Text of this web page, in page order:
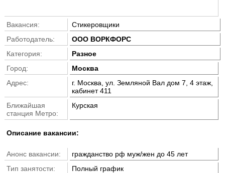
Вакансия:
Стикеровщики
Работодатель:
ООО ВОРКФОРС
Категория:
Разное
Город:
Москва
Адрес:
г. Москва, ул. Земляной Вал дом 7, 4 этаж,
кабинет 411
Ближайшая
станция Метро:
Курская
Описание вакансии:
Анонс вакансии:
гражданство рф муж/жен до 45 лет
Тип занятости:
Полный график